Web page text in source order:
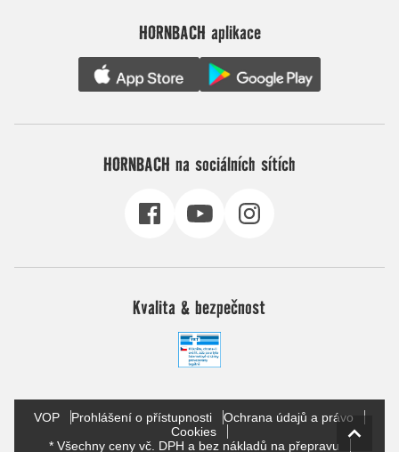
HORNBACH aplikace
HORNBACH na sociálních sítích
Kvalita & bezpečnost
VOP Prohlášení o přístupnosti
Ochrana údajů a právo
Cookies
* Všechny ceny vč. DPH a bez nákladů na přepravu